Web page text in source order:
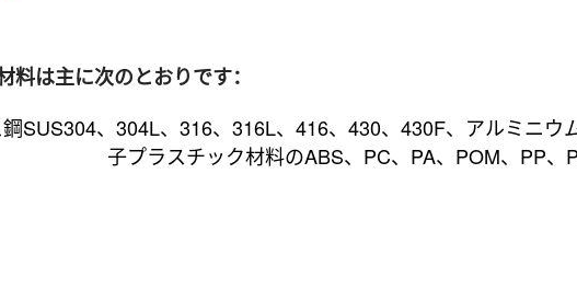
料は主に次のとおりです：
SUS304、304L、316、316L、416、430、430F、アルミニ
子プラスチック材料のABS、PC、PA、POM、PP